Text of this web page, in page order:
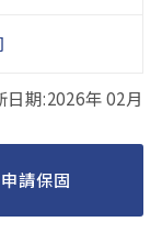
日期:2026年 02月
申請保固